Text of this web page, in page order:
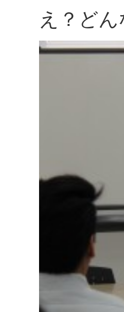
え？ど